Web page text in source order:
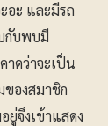
อะ และมีรถ
กับพบมี
าดว่าจะเป็น
องสมาชิก
จึงเข้าแสดง